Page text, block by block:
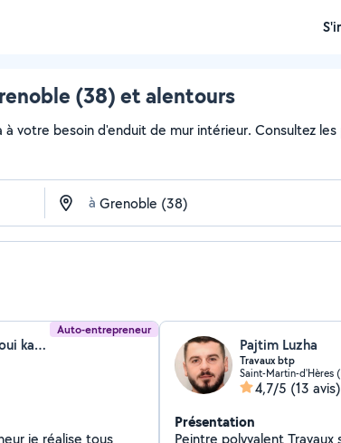
(38) et alentours
votre besoin d'enduit de mur intérieur. Consultez
à
Auto-entrepreneur
Karim Zouaoui (Zouaoui karim)
je réalise tous
Pajtim Luzha
Travaux btp
Saint-Martin-d'Hères
4,7/5 (13 avis)
Présentation
Peintre polyvalent Travaux soignés et finitions de